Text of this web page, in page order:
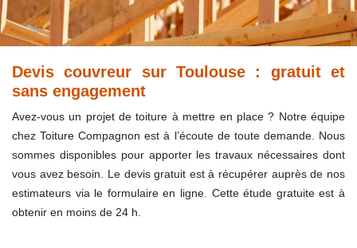
Devis couvreur sur Toulouse : gratuit et
sans engagement
Avez-vous un projet de toiture à mettre en place ? Notre équipe
chez Toiture Compagnon est à l’écoute de toute demande. Nous
sommes disponibles pour apporter les travaux nécessaires dont
vous avez besoin. Le devis gratuit est à récupérer auprès de nos
estimateurs via le formulaire en ligne. Cette étude gratuite est à
obtenir en moins de 24 h.